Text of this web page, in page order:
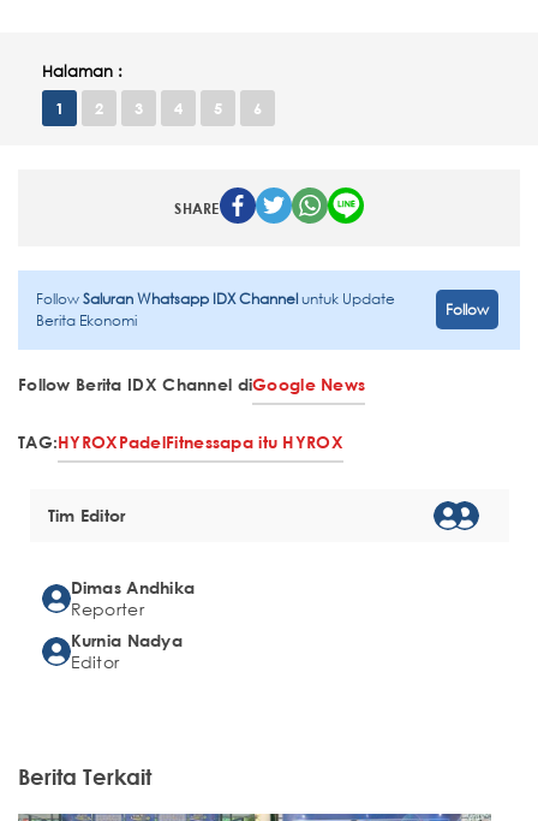
Halaman :
1 2 3 4 5 6
SHARE
FollowSaluran Whatsapp IDX Channeluntuk Update
Berita Ekonomi
Follow
Follow Berita IDX Channel diGoogle News
TAG:HYROXPadelFitnessapa itu HYROX
Tim Editor
Dimas Andhika
Reporter
Kurnia Nadya
Editor
Berita Terkait